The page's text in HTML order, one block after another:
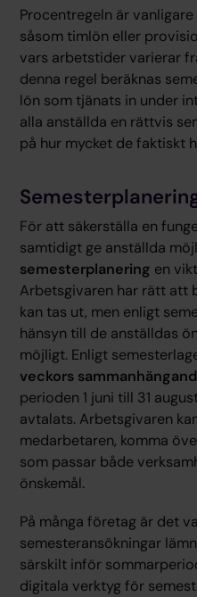
Procentregeln är
såsom timlön eller
vars arbetstider varierar
denna regel beräknas
lön som tjänats in under
alla anställda en rättvis
på hur mycket de faktiskt
För att säkerställa en
samtidigt ge anställda
semesterplanering en
Arbetsgivaren har rätt att
kan tas ut, men enligt
hänsyn till de anställdas
möjligt. Enligt
veckors
perioden 1 juni till 31
avtalats. Arbetsgivaren
medarbetaren, komma
som passar både
önskemål.
På många företag är det
semesteransökningar
särskilt inför
digitala verktyg för